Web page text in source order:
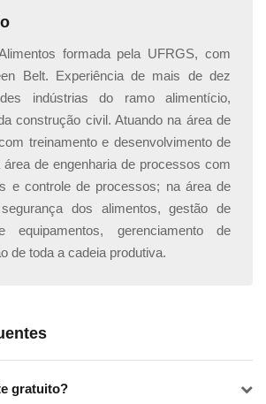
para a emissão do certificado é
ouPIX.
for confirmado (o prazo de
dependendo do método de
você receberá a liberação para
do seu certificado.
seu aprendizado com
conta com outros diversos cursos
formada pela UFRGS, com
Belt. Experiência de mais de dez
indústrias do ramo alimentício,
construção civil. Atuando na área de
treinamento e desenvolvimento de
área de engenharia de processos com
e controle de processos; na área de
dos alimentos, gestão de
equipamentos, gerenciamento de
de toda a cadeia produtiva.
gratuito?